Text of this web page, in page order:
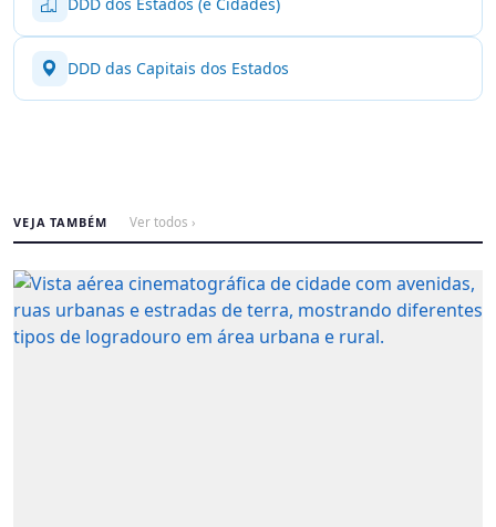
DDD das Capitais dos Estados
VEJA TAMBÉM Ver todos ›